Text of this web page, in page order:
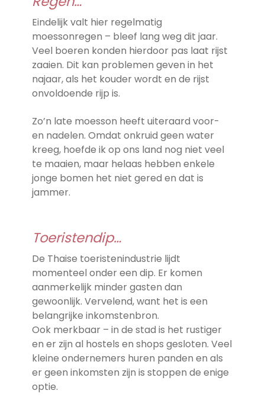
Eindelijk valt hier regelmatig
moessonregen – bleef lang weg dit jaar.
Veel boeren konden hierdoor pas laat rijst
zaaien. Dit kan problemen geven in het
najaar, als het kouder wordt en de rijst
onvoldoende rijp is.
Zo’n late moesson heeft uiteraard voor-
en nadelen. Omdat onkruid geen water
kreeg, hoefde ik op ons land nog niet veel
te maaien, maar helaas hebben enkele
jonge bomen het niet gered en dat is
jammer.
Toeristendip…
De Thaise toeristenindustrie lijdt
momenteel onder een dip. Er komen
aanmerkelijk minder gasten dan
gewoonlijk. Vervelend, want het is een
belangrijke inkomstenbron.
Ook merkbaar – in de stad is het rustiger
en er zijn al hostels en shops gesloten. Veel
kleine ondernemers huren panden en als
er geen inkomsten zijn is stoppen de enige
optie.